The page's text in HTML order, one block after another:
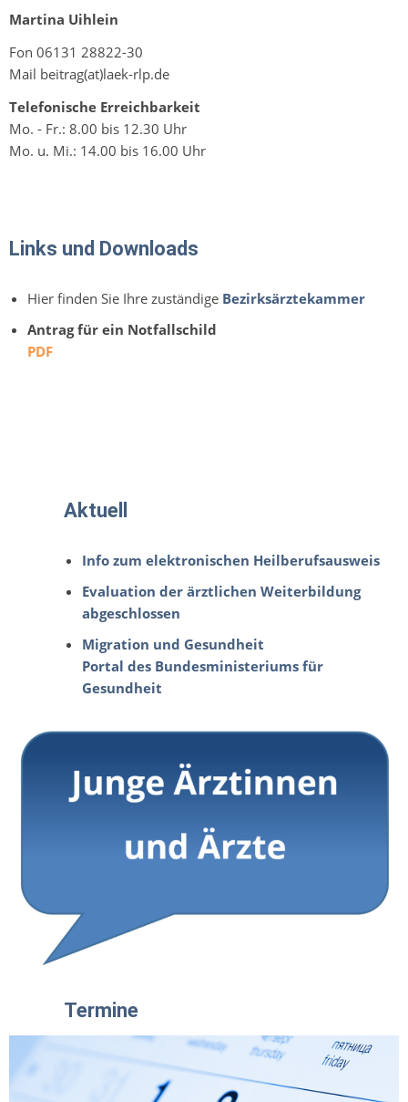
Martina Uihlein
Fon 06131 28822-30
Mail beitrag(at)laek-rlp.de
Telefonische Erreichbarkeit
Mo. - Fr.: 8.00 bis 12.30 Uhr
Mo. u. Mi.: 14.00 bis 16.00 Uhr
Links und Downloads
Hier finden Sie Ihre zuständige Bezirksärztekammer
Antrag für ein Notfallschild
PDF
Aktuell
Info zum elektronischen Heilberufsausweis
Evaluation der ärztlichen Weiterbildung
abgeschlossen
Migration und Gesundheit
Portal des Bundesministeriums für
Gesundheit
Termine